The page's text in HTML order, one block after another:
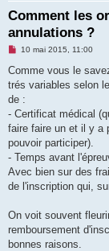
Comment les
annulations ?
M
s
a
g
n
o
l
u
10 mai 2015, 11:00
Comme vous le
trés variables selon
de :
- Certificat médical
faire faire un et il y a
pouvoir participer).
- Temps avant
Avec bien sur des
de l'inscription qui,
On voit souvent
remboursement
bonnes raisons.